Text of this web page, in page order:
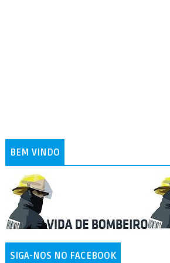
BEM VINDO
SIGA-NOS NO FACEBOOK